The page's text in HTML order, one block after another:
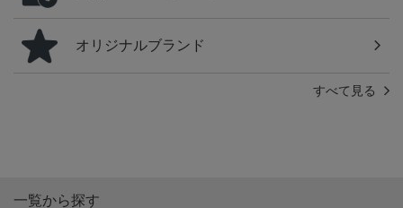
オリジナルブランド
すべて見る
一覧から探す